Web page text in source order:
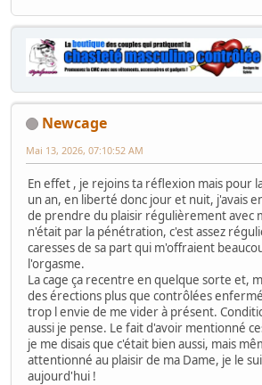
Newcage
Mai 13, 2026, 07:10:52 AM
En effet , je rejoins ta réflexion mais pour
un an, en liberté donc jour et nuit, j'avais
de prendre du plaisir régulièrement avec
n'était par la pénétration, c'est assez
caresses de sa part qui m'offraient
l'orgasme.
La cage ça recentre en quelque sorte et,
des érections plus que contrôlées
trop l envie de me vider à présent.
aussi je pense. Le fait d'avoir mentionné
je me disais que c'était bien aussi, mais
attentionné au plaisir de ma Dame, je le
aujourd'hui !